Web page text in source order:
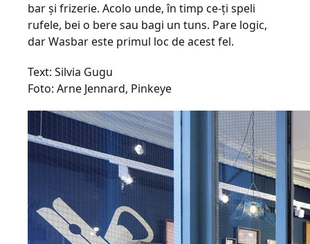
bar şi frizerie. Acolo unde, în timp ce-ţi speli
rufele, bei o bere sau bagi un tuns. Pare logic,
dar Wasbar este primul loc de acest fel.
Text: Silvia Gugu
Foto: Arne Jennard, Pinkeye